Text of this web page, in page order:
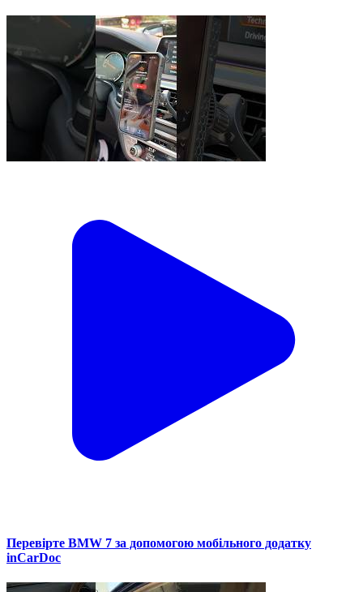
Перевірте BMW 7 за допомогою мобільного додатку
inCarDoc